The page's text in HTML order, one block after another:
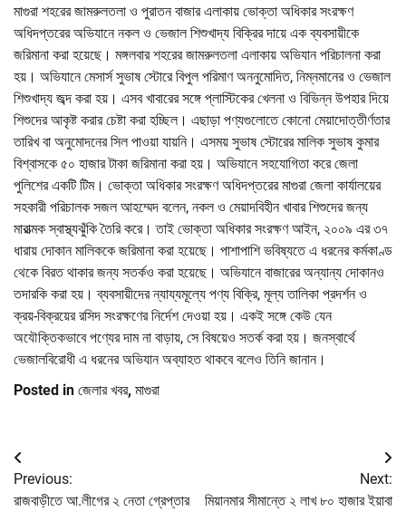
মাগুরা শহরের জামরুলতলা ও পুরাতন বাজার এলাকায় ভোক্তা অধিকার সংরক্ষণ
অধিদপ্তরের অভিযানে নকল ও ভেজাল শিশুখাদ্য বিক্রির দায়ে এক ব্যবসায়ীকে
জরিমানা করা হয়েছে। মঙ্গলবার শহরের জামরুলতলা এলাকায় অভিযান পরিচালনা করা
হয়। অভিযানে মেসার্স সুভাষ স্টোরে বিপুল পরিমাণ অননুমোদিত, নিম্নমানের ও ভেজাল
শিশুখাদ্য জব্দ করা হয়। এসব খাবারের সঙ্গে প্লাস্টিকের খেলনা ও বিভিন্ন উপহার দিয়ে
শিশুদের আকৃষ্ট করার চেষ্টা করা হচ্ছিল। এছাড়া পণ্যগুলোতে কোনো মেয়াদোত্তীর্ণতার
তারিখ বা অনুমোদনের সিল পাওয়া যায়নি। এসময় সুভাষ স্টোরের মালিক সুভাষ কুমার
বিশ্বাসকে ৫০ হাজার টাকা জরিমানা করা হয়। অভিযানে সহযোগিতা করে জেলা
পুলিশের একটি টিম। ভোক্তা অধিকার সংরক্ষণ অধিদপ্তরের মাগুরা জেলা কার্যালয়ের
সহকারী পরিচালক সজল আহম্মেদ বলেন, নকল ও মেয়াদবিহীন খাবার শিশুদের জন্য
মারাত্মক স্বাস্থ্যঝুঁকি তৈরি করে। তাই ভোক্তা অধিকার সংরক্ষণ আইন, ২০০৯ এর ৩৭
ধারায় দোকান মালিককে জরিমানা করা হয়েছে। পাশাপাশি ভবিষ্যতে এ ধরনের কর্মকাণ্ড
থেকে বিরত থাকার জন্য সতর্কও করা হয়েছে। অভিযানে বাজারের অন্যান্য দোকানও
তদারকি করা হয়। ব্যবসায়ীদের ন্যায্যমূল্যে পণ্য বিক্রি, মূল্য তালিকা প্রদর্শন ও
ক্রয়-বিক্রয়ের রসিদ সংরক্ষণের নির্দেশ দেওয়া হয়। একই সঙ্গে কেউ যেন
অযৌক্তিকভাবে পণ্যের দাম না বাড়ায়, সে বিষয়েও সতর্ক করা হয়। জনস্বার্থে
ভেজালবিরোধী এ ধরনের অভিযান অব্যাহত থাকবে বলেও তিনি জানান।
Posted in জেলার খবর, মাগুরা
Post
navigation
Previous:
রাজবাড়ীতে আ.লীগের ২ নেতা গ্রেপ্তার
Next:
মিয়ানমার সীমান্তে ২ লাখ ৮০ হাজার ইয়াবা